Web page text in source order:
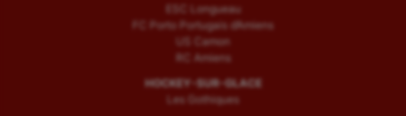
ESC Longueau
FC Porto Portugais d’Amiens
US Camon
RC Amiens
HOCKEY-SUR-GLACE
Les Gothiques